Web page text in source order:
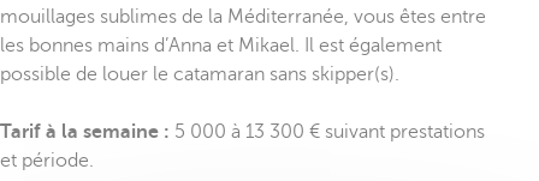
mouillages sublimes de la Méditerranée, vous êtes entre
les bonnes mains d’Anna et Mikael. Il est également
possible de louer le catamaran sans skipper(s).
Tarif à la semaine : 5 000 à 13 300 € suivant prestations
et période.